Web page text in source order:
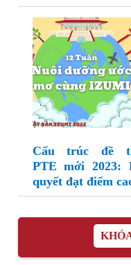
Cấu trúc đề
PTE mới 2023:
quyết đạt điểm